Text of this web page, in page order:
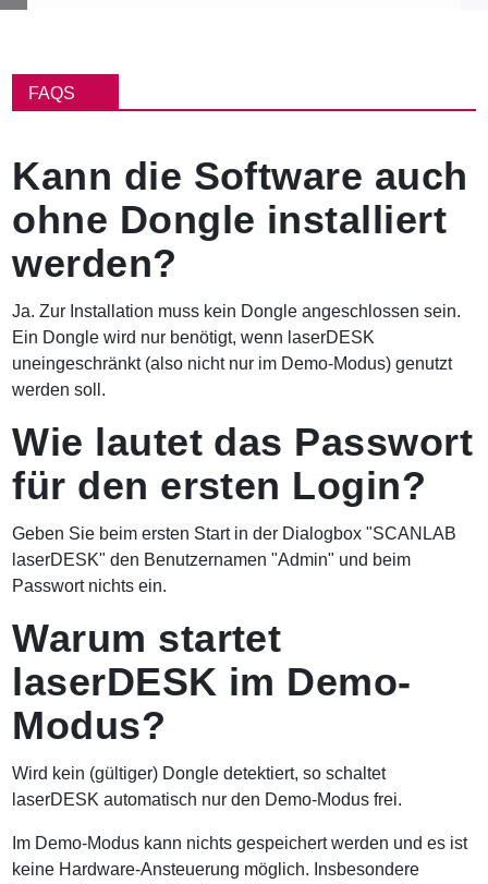
f
a
v
i
g
a
t
i
o
n
FAQS
Kann die Software auch
ohne Dongle installiert
werden?
Ja. Zur Installation muss kein Dongle angeschlossen sein.
Ein Dongle wird nur benötigt, wenn laserDESK
uneingeschränkt (also nicht nur im Demo-Modus) genutzt
werden soll.
Wie lautet das Passwort
für den ersten Login?
Geben Sie beim ersten Start in der Dialogbox "SCANLAB
laserDESK" den Benutzernamen "Admin" und beim
Passwort nichts ein.
Warum startet
laserDESK im Demo-
Modus?
Wird kein (gültiger) Dongle detektiert, so schaltet
laserDESK automatisch nur den Demo-Modus frei.
Im Demo-Modus kann nichts gespeichert werden und es ist
keine Hardware-Ansteuerung möglich. Insbesondere